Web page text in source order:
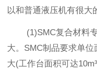
以和普通液压机有很大
(1)SMC复合材料
大。SMC制品要求单
大(工作台面积可达